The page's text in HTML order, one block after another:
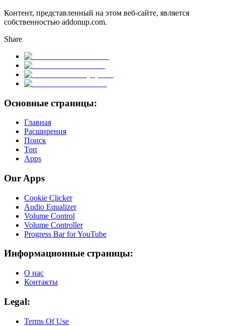
Контент, представленный на этом веб-сайте, является
собственностью addonup.com.
Share
Основные страницы:
Главная
Расширения
Поиск
Топ
Apps
Our Apps
Cookie Clicker
Audio Equalizer
Volume Control
Volume Controller
Progress Bar for YouTube
Информационные страницы:
О нас
Контакты
Legal:
Terms Of Use